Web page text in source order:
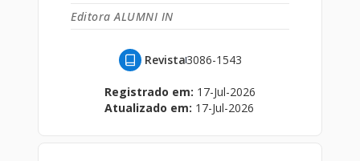
Editora ALUMNI IN
Revista3086-1543
Registrado em: 17-Jul-2026
Atualizado em: 17-Jul-2026